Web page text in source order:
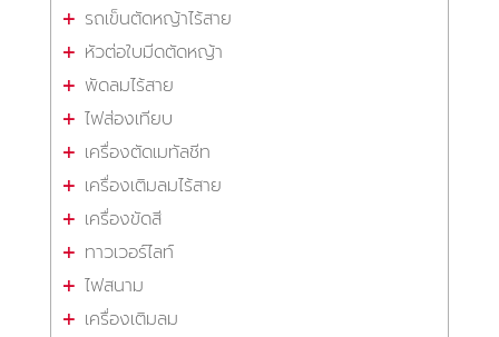
รถเข็นตัดหญ้าไร้สาย
หัวต่อใบมีดตัดหญ้า
พัดลมไร้สาย
ไฟส่องเทียบ
เครื่องตัดเมทัลชีท
เครื่องเติมลมไร้สาย
เครื่องขัดสี
ทาวเวอร์ไลท์
ไฟสนาม
เครื่องเติมลม